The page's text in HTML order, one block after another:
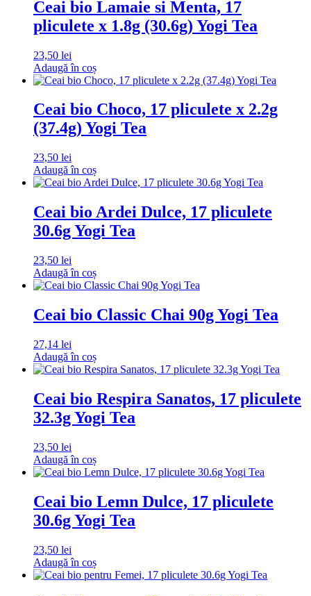
Ceai bio Lamaie si Menta, 17
pliculete x 1.8g (30.6g) Yogi Tea
23,50 lei
Adaugă în coș
Ceai bio Choco, 17 pliculete x 2.2g
(37.4g) Yogi Tea
23,50 lei
Adaugă în coș
Ceai bio Ardei Dulce, 17 pliculete
30.6g Yogi Tea
23,50 lei
Adaugă în coș
Ceai bio Classic Chai 90g Yogi Tea
27,14 lei
Adaugă în coș
Ceai bio Respira Sanatos, 17 pliculete
32.3g Yogi Tea
23,50 lei
Adaugă în coș
Ceai bio Lemn Dulce, 17 pliculete
30.6g Yogi Tea
23,50 lei
Adaugă în coș